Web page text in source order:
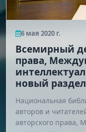
6 мая 2020 г.
Всемирный
права,
новый
Национальная
авторов и
авторского права,